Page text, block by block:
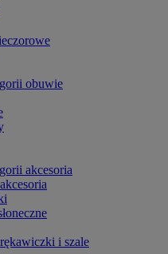
obuwie
akcesoria
i szale